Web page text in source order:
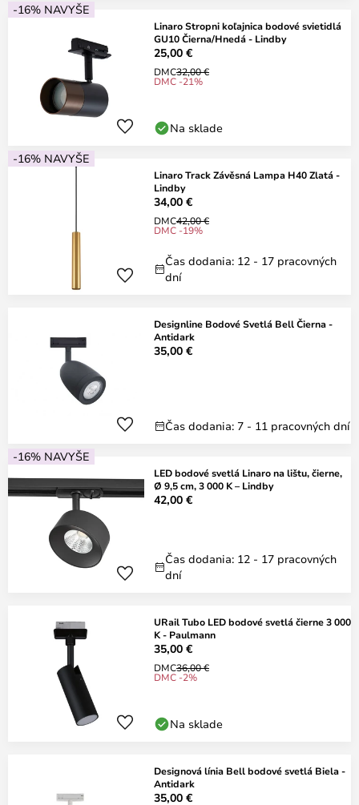
-16% NAVYŠE
Linaro Stropni koľajnica bodové svietidlá
GU10 Čierna/Hnedá - Lindby
25,00 €
DMC32,00 €
DMC -21%
Na sklade
-16% NAVYŠE
Linaro Track Závěsná Lampa H40 Zlatá -
Lindby
34,00 €
DMC42,00 €
DMC -19%
Čas dodania: 12 - 17 pracovných
dní
Designline Bodové Svetlá Bell Čierna -
Antidark
35,00 €
Čas dodania: 7 - 11 pracovných dní
-16% NAVYŠE
LED bodové svetlá Linaro na lištu, čierne,
Ø 9,5 cm, 3 000 K – Lindby
42,00 €
Čas dodania: 12 - 17 pracovných
dní
URail Tubo LED bodové svetlá čierne 3 000
K - Paulmann
35,00 €
DMC36,00 €
DMC -2%
Na sklade
Designová línia Bell bodové svetlá Biela -
Antidark
35,00 €